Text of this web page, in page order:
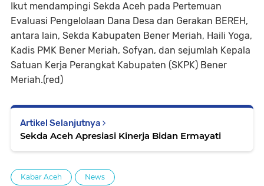
Ikut mendampingi Sekda Aceh pada Pertemuan
Evaluasi Pengelolaan Dana Desa dan Gerakan BEREH,
antara lain, Sekda Kabupaten Bener Meriah, Haili Yoga,
Kadis PMK Bener Meriah, Sofyan, dan sejumlah Kepala
Satuan Kerja Perangkat Kabupaten (SKPK) Bener
Meriah.(red)
Artikel Selanjutnya
Sekda Aceh Apresiasi Kinerja Bidan Ermayati
Kabar Aceh News